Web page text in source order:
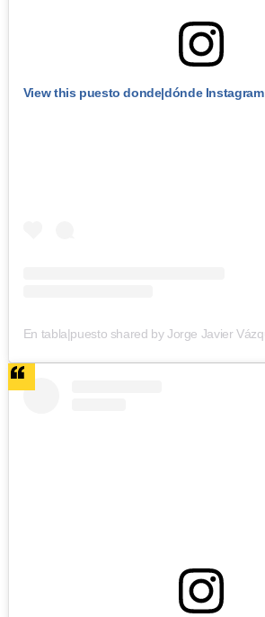
View this puesto donde|dónde Instagram